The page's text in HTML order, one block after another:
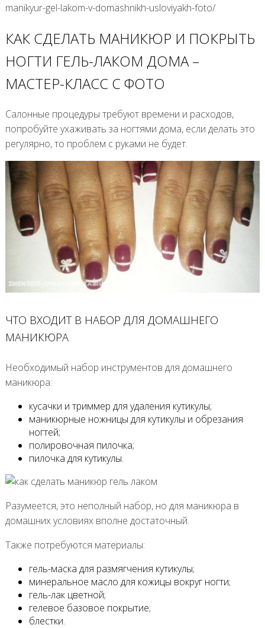
manikyur-gel-lakom-v-domashnikh-usloviyakh-foto/
КАК СДЕЛАТЬ МАНИКЮР И ПОКРЫТЬ
НОГТИ ГЕЛЬ-ЛАКОМ ДОМА –
МАСТЕР-КЛАСС С ФОТО
Салонные процедуры требуют времени и расходов,
попробуйте ухаживать за ногтями дома, если делать это
регулярно, то проблем с руками не будет.
ЧТО ВХОДИТ В НАБОР ДЛЯ ДОМАШНЕГО
МАНИКЮРА
Необходимый набор инструментов для домашнего
маникюра:
кусачки и триммер для удаления кутикулы;
маникюрные ножницы для кутикулы и обрезания
ногтей;
полировочная пилочка;
пилочка для кутикулы.
Разумеется, это неполный набор, но для маникюра в
домашних условиях вполне достаточный.
Также потребуются материалы:
гель-маска для размягчения кутикулы;
минеральное масло для кожицы вокруг ногти;
гель-лак цветной;
гелевое базовое покрытие;
блестки.